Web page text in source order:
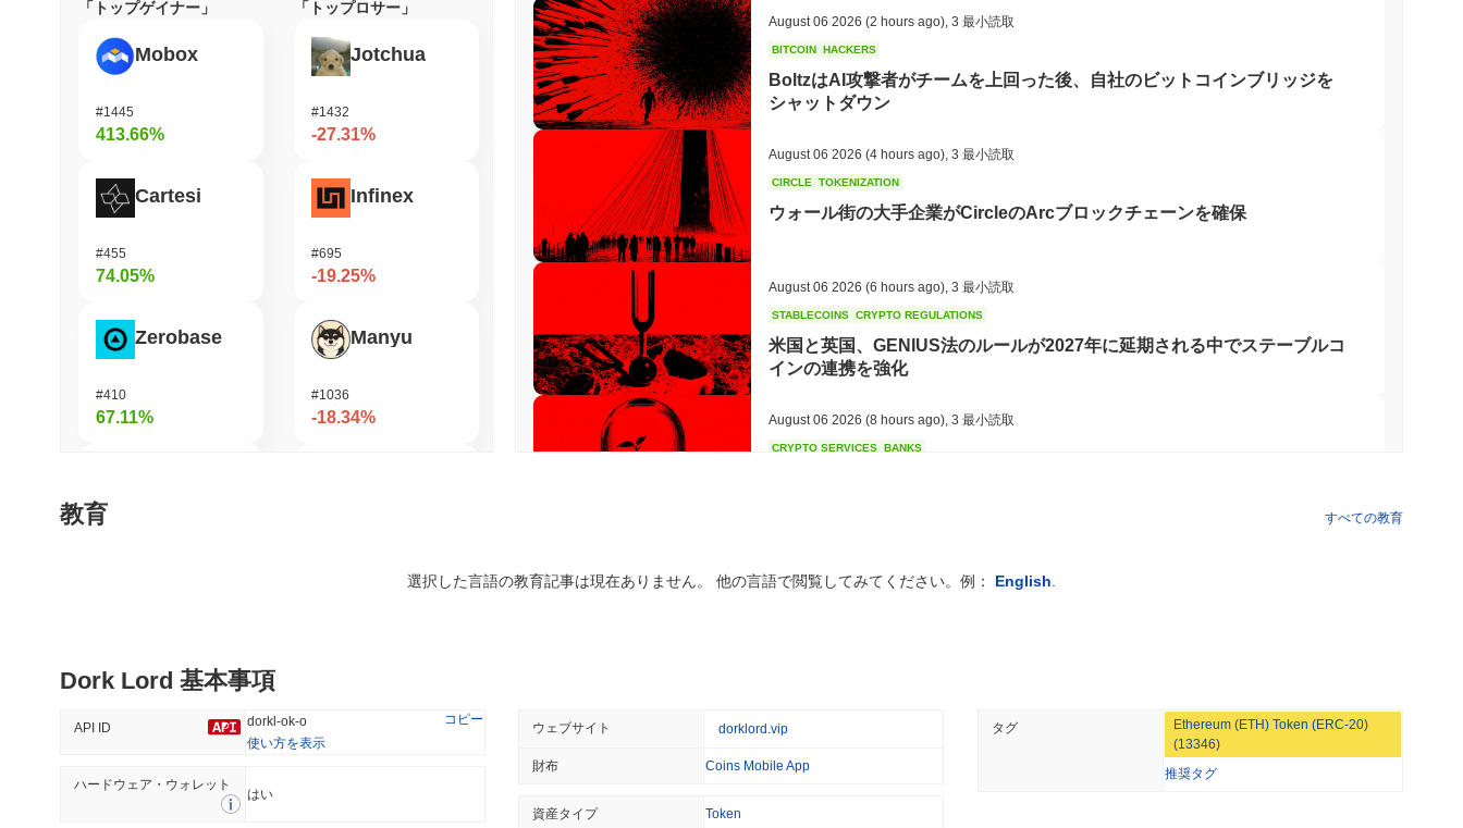
は、エコシステムをさらに強化し、ユーザーに多様なサービスやアプリケーションへのアクセスを提供します。これらの要素は、進
化するブロックチェーンの風景におけるダークロードの独自の役割に寄与し、開発者とユーザーの両方にとって先進的なソリューシ
ョンとして位置づけています。
ダークロードで何ができますか？
DORKLトークンは、ダークロードエコシステム内で複数の実用的なユーティリティを提供します。主に取引や手数料に使用され、ユ
ーザーが価値を送信し、さまざまな分散型アプリケーション（dApps）と相互作用することを可能にします。DORKLの保有者は、ネ
ットワークを保護しながら報酬を得る機会を提供するステーキングに参加できます。さらに、DORKLは保有者にガバナンス提案や投
票に参加する能力を与え、プロジェクトの方向性に影響を与えることができます。 開発者にとって、ダークロードはdAppsや統合を
構築するためのツールやリソースを提供し、エコシステム内での革新を促進します。プラットフォームは、特定の機能のために
DORKLを使用することを容易にするさまざまなウォレットやマーケットプレイスをサポートしており、ユーザー体験とアクセシビリ
ティを向上させています。全体として、ダークロードはユーザー、保有者、開発者がそのエコシステム内で積極的に関与できる包括
的なフレームワークを提供します。
ダークロードはまだ活動中または関連性がありますか？
ダークロードは、2023年9月に発表された最近のアップデートやコミュニティエンゲージメントイニシアチブを通じて活動を続けて
います。プロジェクトは、ユーザー体験とセキュリティを向上させることを目的とした新機能を導入することでエコシステムの強化
に注力しています。さらに、ダークロードは複数の取引プラットフォームで存在感を維持しており、一貫した取引量が投資家からの
継続的な関心を示しています。 プロジェクトはまた、ソーシャルメディアでも活動しており、コミュニティと交流し、アップデート
を共有することで、暗号空間での関連性をさらに強固にしています。最近のガバナンス提案が提出され、コミュニティメンバーが意
ダークロードは、消費者やゲーマーを主な対象として設計されており、ブロックチェーン技術を取り入れたユニークなゲーム体験に
指しています。
ダークロードはどのように保護されていますか？
ク（PoS）コンセンサスメカニズムを採用しています。このモデルでは、参加者がトークンをステークしてバリデーターになること
「トップゲイナー」
Mobox
#1445
413.66%
Cartesi
#455
74.05%
Zerobase
#410
67.11%
#437
「トップロサー」
Jotchua
#1432
-27.31%
Infinex
#695
-19.25%
Manyu
#1036
-18.34%
トレンド
August 06 2026 (2 hours ago) 3 最小読取
BITCOIN HACKERS
BoltzはAI攻撃者がチームを上回った後、自社のビットコインブリッジを
シャットダウン
August 06 2026 (4 hours ago) 3 最小読取
CIRCLE TOKENIZATION
ウォール街の大手企業がCircleのArcブロックチェーンを確保
August 06 2026 (6 hours ago) 3 最小読取
STABLECOINS CRYPTO REGULATIONS
米国と英国、GENIUS法のルールが2027年に延期される中でステーブルコ
インの連携を強化
August 06 2026 (8 hours ago) 3 最小読取
CRYPTO SERVICES BANKS
ETHEREUM DEFI
ディナリ、米国の自己保管ウォレット向けにS&P 500全体をオンチェーン
化
教育 すべての教育
選択した言語の教育記事は現在ありません。 他の言語で閲覧してみてください。例： English
Dork Lord 基本事項
API ID dorkl-ok-o
コピー
使い方を表示
ハードウェア・ウォレット
はい
ウェブサイト dorklord.vip
財布 Coins Mobile App
資産タイプ Token
タグ
Ethereum (ETH) Token (ERC-20)
(13346)
推奨タグ